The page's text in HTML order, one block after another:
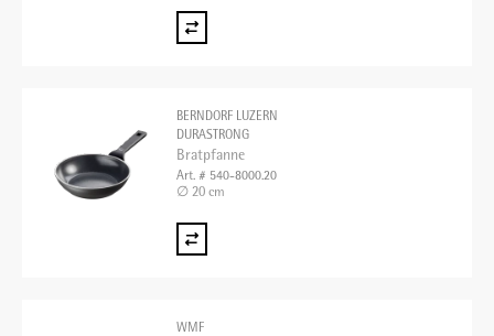
BERNDORF LUZERN
DURASTRONG
Bratpfanne
Art. # 540-8000.20
∅ 20 cm
WMF